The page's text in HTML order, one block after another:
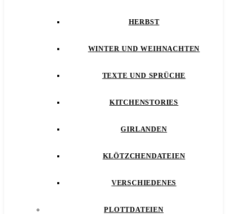
HERBST
WINTER UND WEIHNACHTEN
TEXTE UND SPRÜCHE
KITCHENSTORIES
GIRLANDEN
KLÖTZCHENDATEIEN
VERSCHIEDENES
PLOTTDATEIEN